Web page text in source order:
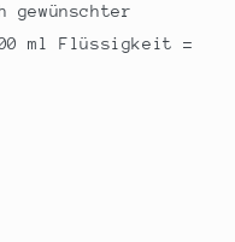
gewünschter
ml Flüssigkeit =